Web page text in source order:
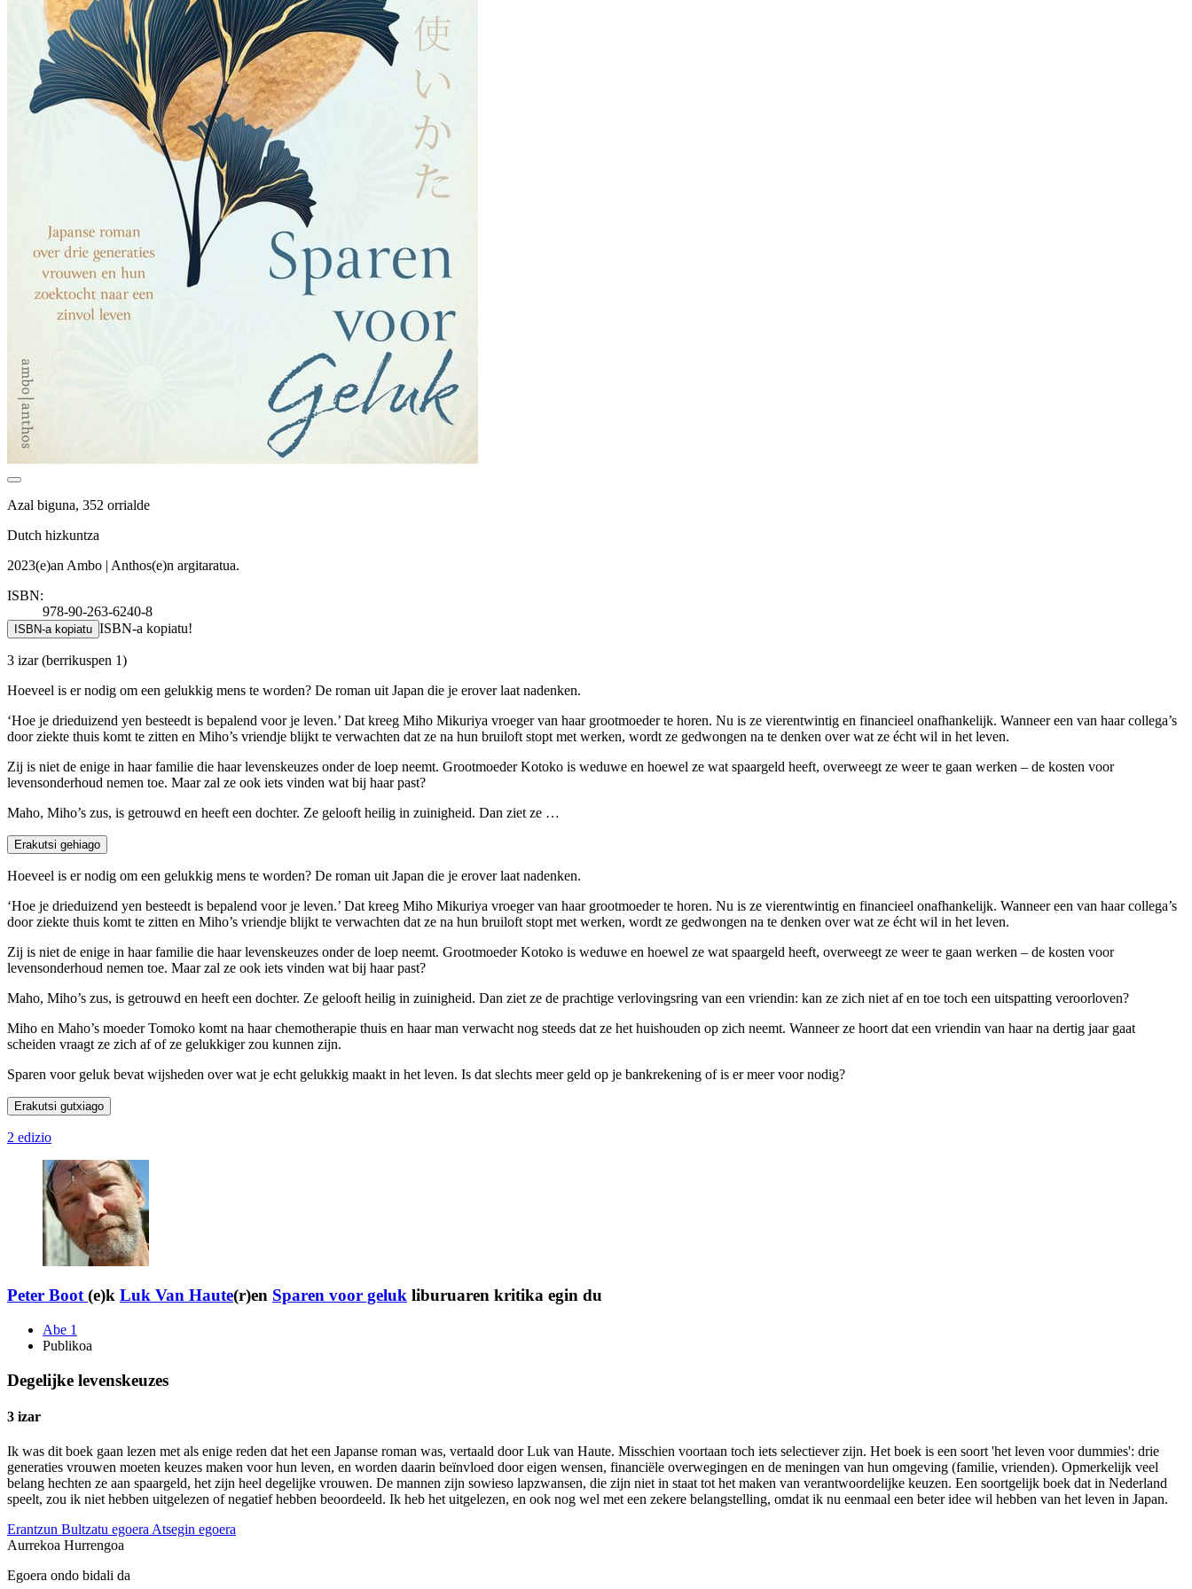
Azal biguna, 352 orrialde
Dutch hizkuntza
2023(e)an Ambo | Anthos(e)n argitaratua.
ISBN:
978-90-263-6240-8
ISBN-a kopiatu ISBN-a kopiatu!
3 izar(berrikuspen 1)
Hoeveel is er nodig om een gelukkig mens te worden? De roman uit Japan die je erover laat nadenken.
‘Hoe je drieduizend yen besteedt is bepalend voor je leven.’ Dat kreeg Miho Mikuriya vroeger van haar grootmoeder te horen. Nu is ze vierentwintig en financieel onafhankelijk. Wanneer een van haar collega’s
door ziekte thuis komt te zitten en Miho’s vriendje blijkt te verwachten dat ze na hun bruiloft stopt met werken, wordt ze gedwongen na te denken over wat ze écht wil in het leven.
Zij is niet de enige in haar familie die haar levenskeuzes onder de loep neemt. Grootmoeder Kotoko is weduwe en hoewel ze wat spaargeld heeft, overweegt ze weer te gaan werken – de kosten voor
levensonderhoud nemen toe. Maar zal ze ook iets vinden wat bij haar past?
Maho, Miho’s zus, is getrouwd en heeft een dochter. Ze gelooft heilig in zuinigheid. Dan ziet ze …
Erakutsi gehiago
Hoeveel is er nodig om een gelukkig mens te worden? De roman uit Japan die je erover laat nadenken.
‘Hoe je drieduizend yen besteedt is bepalend voor je leven.’ Dat kreeg Miho Mikuriya vroeger van haar grootmoeder te horen. Nu is ze vierentwintig en financieel onafhankelijk. Wanneer een van haar collega’s
door ziekte thuis komt te zitten en Miho’s vriendje blijkt te verwachten dat ze na hun bruiloft stopt met werken, wordt ze gedwongen na te denken over wat ze écht wil in het leven.
Zij is niet de enige in haar familie die haar levenskeuzes onder de loep neemt. Grootmoeder Kotoko is weduwe en hoewel ze wat spaargeld heeft, overweegt ze weer te gaan werken – de kosten voor
levensonderhoud nemen toe. Maar zal ze ook iets vinden wat bij haar past?
Maho, Miho’s zus, is getrouwd en heeft een dochter. Ze gelooft heilig in zuinigheid. Dan ziet ze de prachtige verlovingsring van een vriendin: kan ze zich niet af en toe toch een uitspatting veroorloven?
Miho en Maho’s moeder Tomoko komt na haar chemotherapie thuis en haar man verwacht nog steeds dat ze het huishouden op zich neemt. Wanneer ze hoort dat een vriendin van haar na dertig jaar gaat
scheiden vraagt ze zich af of ze gelukkiger zou kunnen zijn.
Sparen voor geluk bevat wijsheden over wat je echt gelukkig maakt in het leven. Is dat slechts meer geld op je bankrekening of is er meer voor nodig?
Erakutsi gutxiago
2 edizio
Peter Boot (e)k Luk Van Haute(r)en Sparen voor geluk liburuaren kritika egin du
Abe 1
Publikoa
Degelijke levenskeuzes
3 izar
Ik was dit boek gaan lezen met als enige reden dat het een Japanse roman was, vertaald door Luk van Haute. Misschien voortaan toch iets selectiever zijn. Het boek is een soort 'het leven voor dummies': drie
generaties vrouwen moeten keuzes maken voor hun leven, en worden daarin beïnvloed door eigen wensen, financiële overwegingen en de meningen van hun omgeving (familie, vrienden). Opmerkelijk veel
belang hechten ze aan spaargeld, het zijn heel degelijke vrouwen. De mannen zijn sowieso lapzwansen, die zijn niet in staat tot het maken van verantwoordelijke keuzen. Een soortgelijk boek dat in Nederland
speelt, zou ik niet hebben uitgelezen of negatief hebben beoordeeld. Ik heb het uitgelezen, en ook nog wel met een zekere belangstelling, omdat ik nu eenmaal een beter idee wil hebben van het leven in Japan.
Erantzun Bultzatu egoera Atsegin egoera
Aurrekoa Hurrengoa
Egoera ondo bidali da